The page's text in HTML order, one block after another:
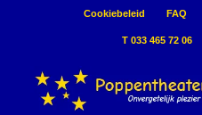
Cookiebeleid FAQ
T 033 465 72 06